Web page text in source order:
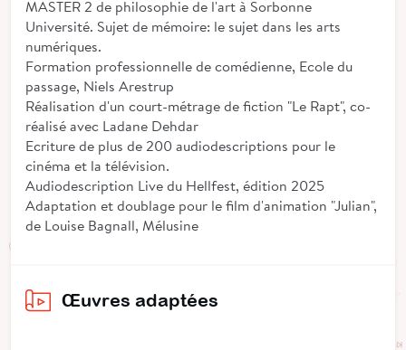
MASTER 2 de philosophie de l'art à Sorbonne
Université. Sujet de mémoire: le sujet dans les arts
numériques.
Formation professionnelle de comédienne, Ecole du
passage, Niels Arestrup
Réalisation d'un court-métrage de fiction "Le Rapt", co-
réalisé avec Ladane Dehdar
Ecriture de plus de 200 audiodescriptions pour le
cinéma et la télévision.
Audiodescription Live du Hellfest, édition 2025
Adaptation et doublage pour le film d'animation "Julian",
de Louise Bagnall, Mélusine
Œuvres adaptées